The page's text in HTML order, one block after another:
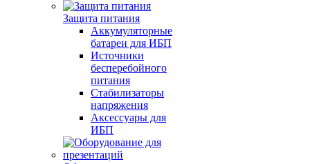
Защита питания
Аккумуляторные
батареи для ИБП
Источники
бесперебойного
питания
Стабилизаторы
напряжения
Аксессуары для
ИБП